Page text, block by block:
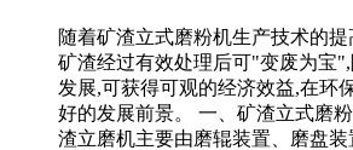
随着矿渣立式磨粉机生产技术的
矿渣经过有效处理后可"变废为宝
发展,可获得可观的经济效益,在环
好的发展前景。 一、矿渣立式磨
渣立磨机主要由磨辊装置、磨盘